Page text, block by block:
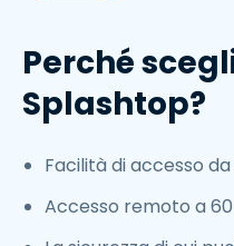
Perché
Splashtop?
Facilità di accesso
Accesso remoto a